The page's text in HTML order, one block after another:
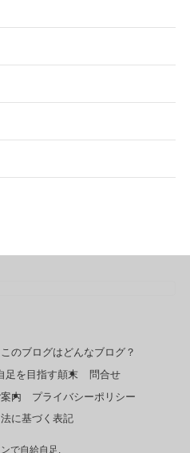
このブログはどんなブログ？
足を目指す顛末
問合せ
内
プライバシーポリシー
に基づく表記
で自給自足.